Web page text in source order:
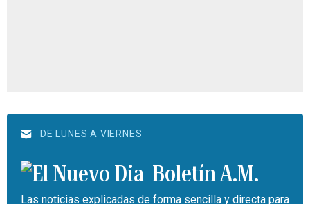
DE LUNES A VIERNES
Boletín A.M.
Las noticias explicadas de forma sencilla y directa para